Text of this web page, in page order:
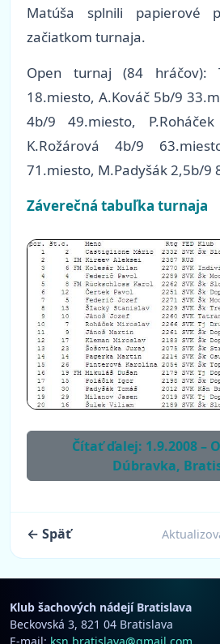
Matúša splnili papierové
začiatkom turnaja.
Open turnaj (84 hráčov):
18.miesto, A.Kováč 5b/9
4b/9 49.miesto,
K.Rožárová 4b/9
71.miesto, M.Padyšák 2,5b/9
Záverečná tabuľka turnaja
Čítať ďalej: 1.9.2008 –
Dúbravka,
← Späť
Klub šachových nádejí Bratislava
Beckovská 3, 821 04 Bratislava